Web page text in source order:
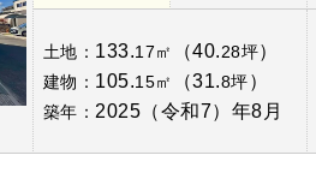
土地： 133.17㎡ （40.28坪）
建物： 105.15㎡ （31.8坪）
築年： 2025（令和7）年8月